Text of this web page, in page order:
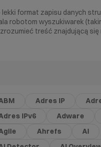
lekki format zapisu danych
robotom wyszukiwarek
treść znajdującą się
Adres IP
IPv6
Adware
Ahrefs
AI